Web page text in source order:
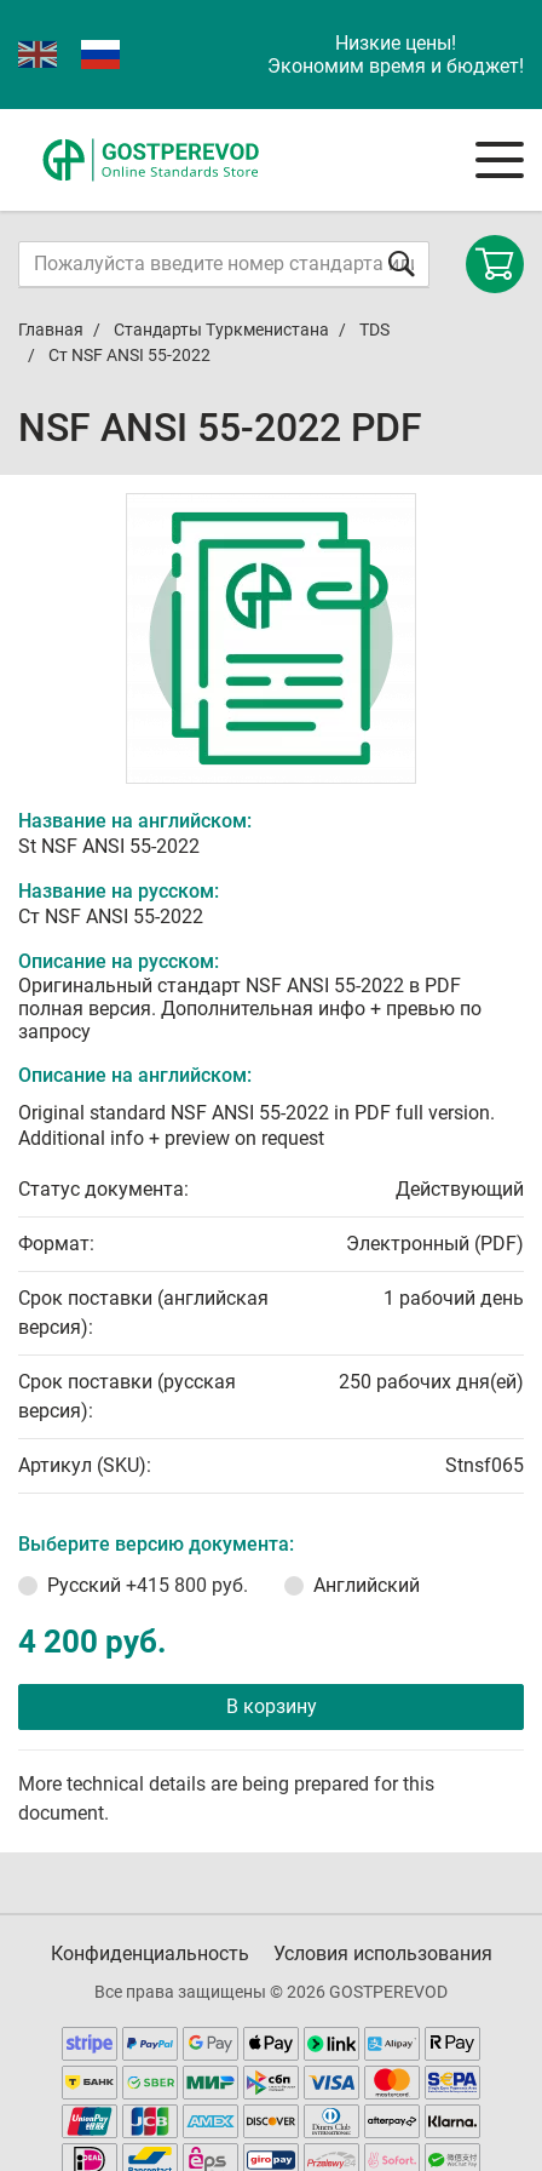
Низкие цены!
Экономим время и бюджет!
Главная Стандарты Туркменистана
TDS
Ст NSF ANSI 55-2022
NSF ANSI 55-2022 PDF
Название на английском:
St NSF ANSI 55-2022
Название на русском:
Ст NSF ANSI 55-2022
Описание на русском:
Оригинальный стандарт NSF ANSI 55-2022 в PDF
полная версия. Дополнительная инфо + превью по
запросу
Описание на английском:
Original standard NSF ANSI 55-2022 in PDF full version.
Additional info + preview on request
Статус документа: Действующий
Формат: Электронный (PDF)
Срок поставки (английская
версия):
1 рабочий день
Срок поставки (русская
версия):
250 рабочих дня(ей)
Артикул (SKU): Stnsf065
Выберите версию документа:
Русский +415 800 руб. Английский
4 200 руб.
В корзину
More technical details are being prepared for this
document.
Конфиденциальность Условия использования
Все права защищены © 2026 GOSTPEREVOD